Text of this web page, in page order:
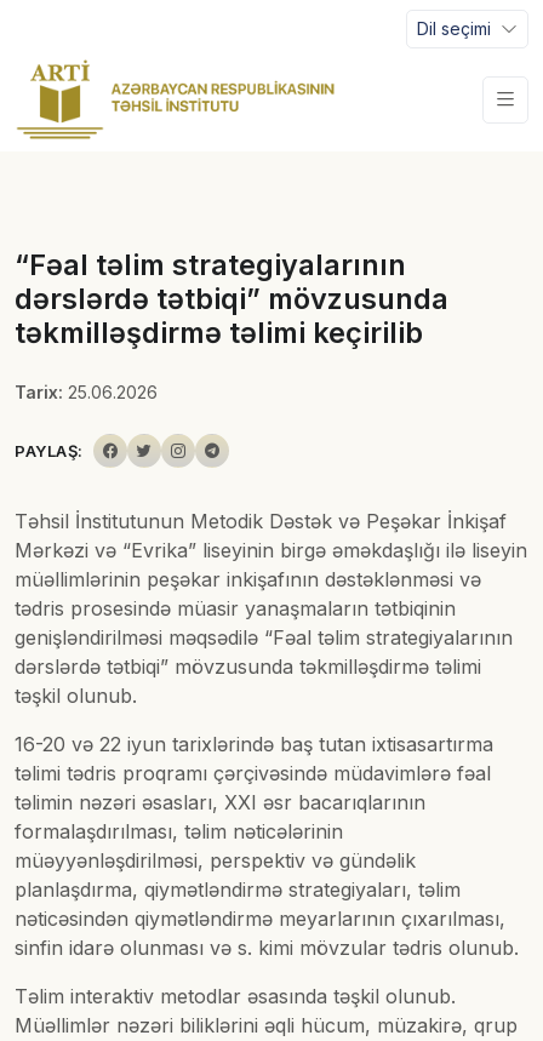
Dil seçimi
“Fəal təlim strategiyalarının
dərslərdə tətbiqi” mövzusunda
təkmilləşdirmə təlimi keçirilib
Tarix: 25.06.2026
PAYLAŞ:
Təhsil İnstitutunun Metodik Dəstək və Peşəkar İnkişaf
Mərkəzi və “Evrika” liseyinin birgə əməkdaşlığı ilə liseyin
müəllimlərinin peşəkar inkişafının dəstəklənməsi və
tədris prosesində müasir yanaşmaların tətbiqinin
genişləndirilməsi məqsədilə “Fəal təlim strategiyalarının
dərslərdə tətbiqi” mövzusunda təkmilləşdirmə təlimi
təşkil olunub.
16-20 və 22 iyun tarixlərində baş tutan ixtisasartırma
təlimi tədris proqramı çərçivəsində müdavimlərə fəal
təlimin nəzəri əsasları, XXI əsr bacarıqlarının
formalaşdırılması, təlim nəticələrinin
müəyyənləşdirilməsi, perspektiv və gündəlik
planlaşdırma, qiymətləndirmə strategiyaları, təlim
nəticəsindən qiymətləndirmə meyarlarının çıxarılması,
sinfin idarə olunması və s. kimi mövzular tədris olunub.
Təlim interaktiv metodlar əsasında təşkil olunub.
Müəllimlər nəzəri biliklərini əqli hücum, müzakirə, qrup